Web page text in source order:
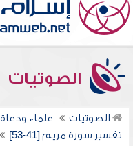
الصوتيات
الصوتيات علماء ودعاة
تفسير سورة مريم [41-53]